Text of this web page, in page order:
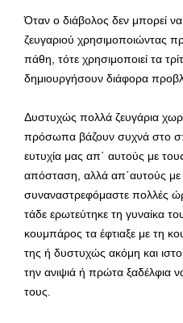
Όταν ο διάβολος δεν μπορεί να
ζευγαριού χρησιμοποιώντας
πάθη, τότε χρησιμοποιεί τα
δημιουργήσουν διάφορα
Δυστυχώς πολλά ζευγάρια
πρόσωπα βάζουν συχνά στο
ευτυχία μας απ΄ αυτούς με
απόσταση, αλλά απ΄αυτούς με
συναναστρεφόμαστε πολλές
τάδε ερωτεύτηκε τη γυναίκα
κουμπάρος τα έφτιαξε με τη
της ή δυστυχώς ακόμη και
την ανιψιά ή πρώτα ξαδέλφια
τους.